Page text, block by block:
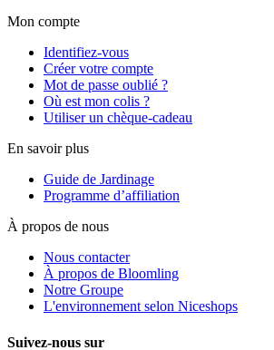
Mon compte
Identifiez-vous
Créer votre compte
Mot de passe oublié ?
Où est mon colis ?
Utiliser un chèque-cadeau
En savoir plus
Guide de Jardinage
Programme d’affiliation
À propos de nous
Nous contacter
À propos de Bloomling
Notre Groupe
L'environnement selon Niceshops
Suivez-nous sur